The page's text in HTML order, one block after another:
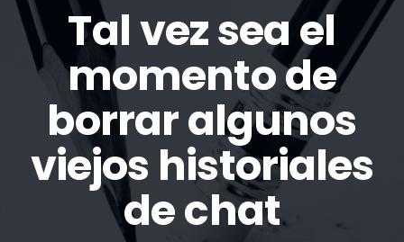
Tal vez sea el
momento de
borrar algunos
viejos historiales
de chat